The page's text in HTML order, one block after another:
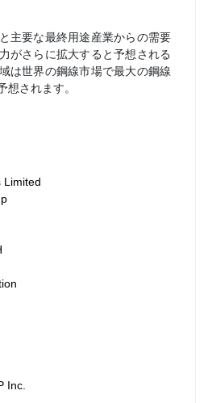
主要な最終用途産業からの需要
がさらに拡大すると予想される
は世界の鋼線市場で最大の鋼線
想されます。
Limited
Inc.